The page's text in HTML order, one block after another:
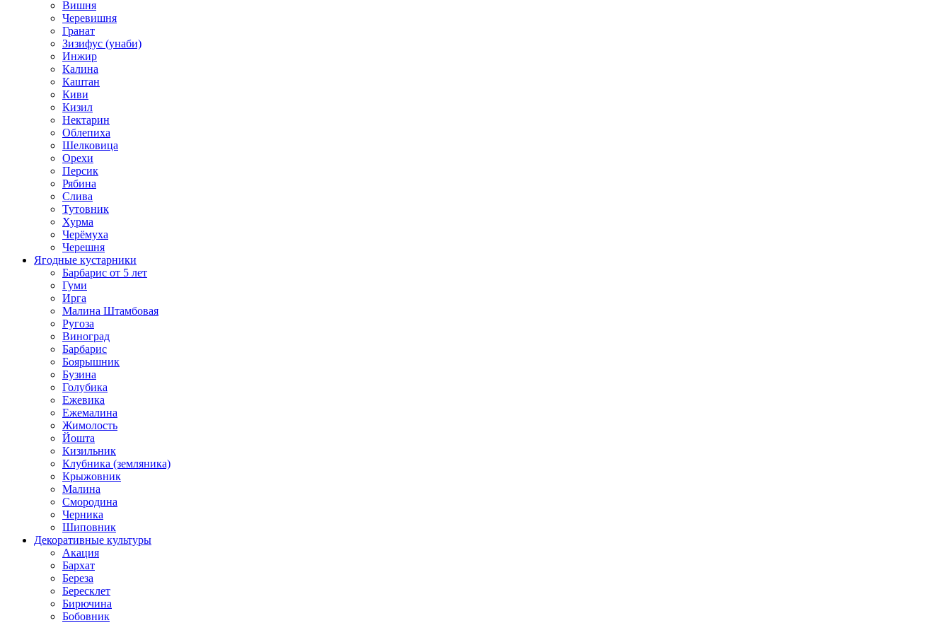
Вишня
Черевишня
Гранат
Зизифус (унаби)
Инжир
Калина
Каштан
Киви
Кизил
Нектарин
Облепиха
Шелковица
Орехи
Персик
Рябина
Слива
Тутовник
Хурма
Черёмуха
Черешня
Ягодные кустарники
Барбарис от 5 лет
Гуми
Ирга
Малина Штамбовая
Ругоза
Виноград
Барбарис
Боярышник
Бузина
Голубика
Ежевика
Ежемалина
Жимолость
Йошта
Кизильник
Клубника (земляника)
Крыжовник
Малина
Смородина
Черника
Шиповник
Декоративные культуры
Акация
Бархат
Береза
Бересклет
Бирючина
Бобовник